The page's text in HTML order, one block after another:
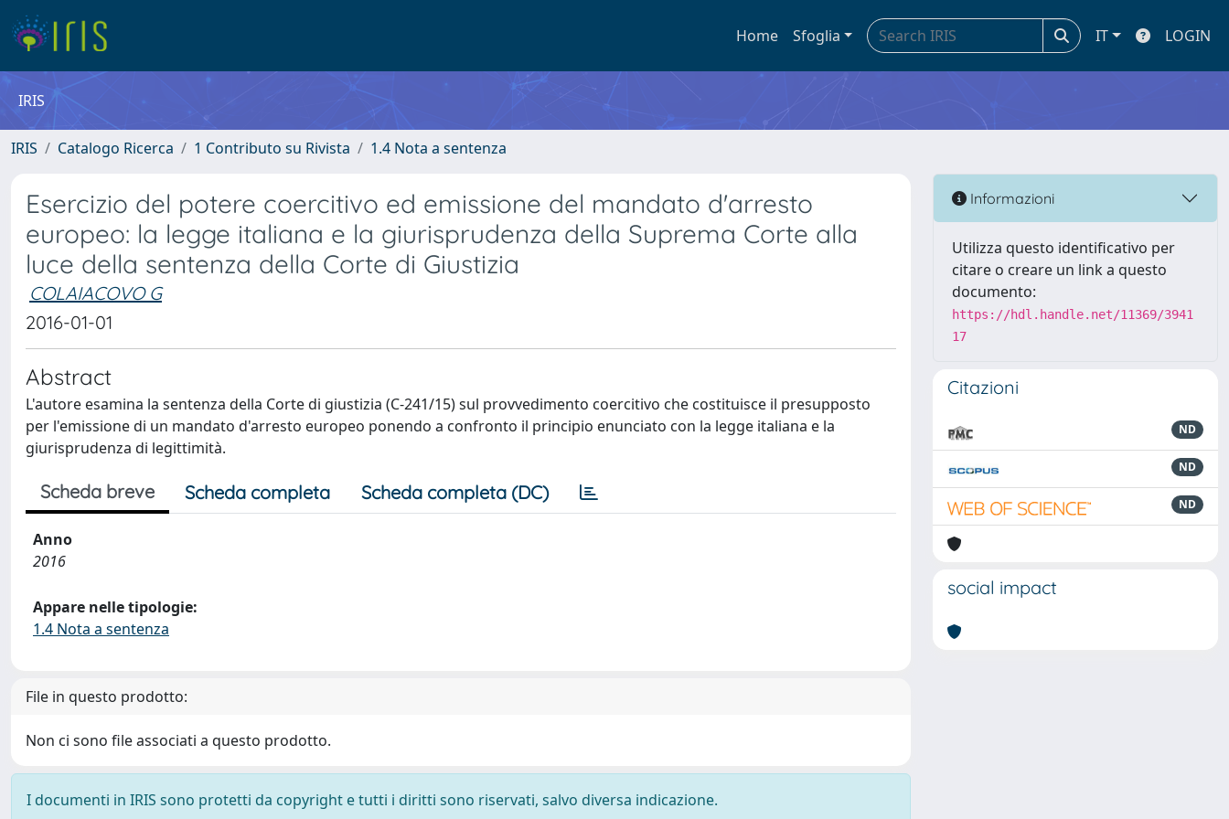
Home Sfoglia IT LOGIN
IRIS
IRIS Catalogo Ricerca 1 Contributo su Rivista 1.4 Nota a sentenza
Esercizio del potere coercitivo ed emissione del mandato d'arresto
europeo: la legge italiana e la giurisprudenza della Suprema Corte alla
luce della sentenza della Corte di Giustizia
COLAIACOVO G
2016-01-01
Abstract
L'autore esamina la sentenza della Corte di giustizia (C-241/15) sul provvedimento coercitivo che costituisce il presupposto
per l'emissione di un mandato d'arresto europeo ponendo a confronto il principio enunciato con la legge italiana e la
giurisprudenza di legittimità.
Scheda breve Scheda completa Scheda completa (DC)
Anno
2016
Appare nelle tipologie:
1.4 Nota a sentenza
File in questo prodotto:
Non ci sono file associati a questo prodotto.
I documenti in IRIS sono protetti da copyright e tutti i diritti sono riservati, salvo diversa indicazione.
Informazioni
Utilizza questo identificativo per
citare o creare un link a questo
documento:
https://hdl.handle.net/11369/3941
17
Citazioni
ND
ND
ND
social impact